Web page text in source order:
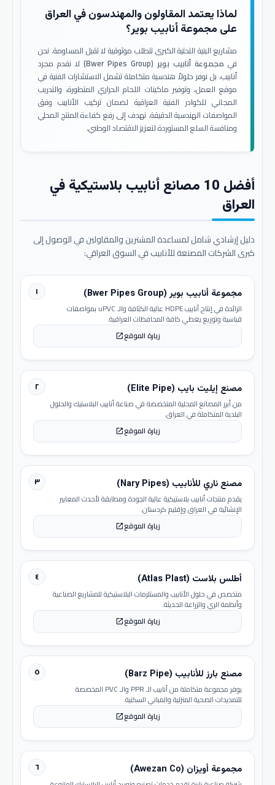
لماذا يعتمد المقاولون والمهندسون في العراق
على مجموعة أنابيب بوير؟
مشاريع البنية التحتية الكبرى تتطلب موثوقية لا تقبل المساومة. نحن
في مجموعة أنابيب بوير (Bwer Pipes Group)
لا نقدم مجرد
أنابيب، بل نوفر حلولاً هندسية متكاملة تشمل الاستشارات الفنية في
موقع العمل، وتوفير ماكينات اللحام الحراري المتطورة، والتدريب
المجاني للكوادر الفنية العراقية لضمان تركيب الأنابيب وفق
المواصفات الهندسية الدقيقة. نهدف إلى رفع كفاءة المنتج المحلي
ومنافسة السلع المستوردة لتعزيز الاقتصاد الوطني.
أفضل 10 مصانع أنابيب بلاستيكية في
العراق
دليل إرشادي شامل لمساعدة المشترين والمقاولين في الوصول إلى
كبرى الشركات المصنعة للأنابيب في السوق العراقي:
١ مجموعة أنابيب بوير (Bwer Pipes Group)
الرائدة في إنتاج أنابيب HDPE عالية الكثافة والـ uPVC بمواصفات
قياسية وتوزيع يغطي كافة المحافظات العراقية.
زيارة الموقعopen_in_new
٢ مصنع إيليت بايب (Elite Pipe)
من أبرز المصانع المحلية المتخصصة في صناعة أنابيب البلاستيك والحلول
البلدية المتكاملة في العراق.
زيارة الموقعopen_in_new
٣ مصنع ناري للأنابيب (Nary Pipes)
يقدم منتجات أنابيب بلاستيكية عالية الجودة ومطابقة لأحدث المعايير
الإنشائية في العراق وإقليم كردستان.
زيارة الموقعopen_in_new
٤ أطلس بلاست (Atlas Plast)
متخصص في حلول الأنابيب والمستلزمات البلاستيكية للمشاريع الصناعية
وأنظمة الري والزراعة الحديثة.
زيارة الموقعopen_in_new
٥ مصنع بارز للأنابيب (Barz Pipe)
يوفر مجموعة متكاملة من أنابيب الـ PPR والـ PVC المخصصة
للتمديدات الصحية المنزلية والمباني السكنية.
زيارة الموقعopen_in_new
٦ مجموعة أويزان (Awezan Co)